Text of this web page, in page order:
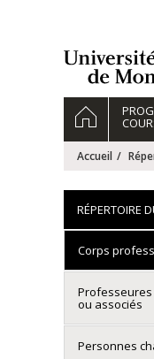
Navigation
principale
ACCUEIL
Accueil
RÉPERTOIRE
Corps
ou associés
Personnes